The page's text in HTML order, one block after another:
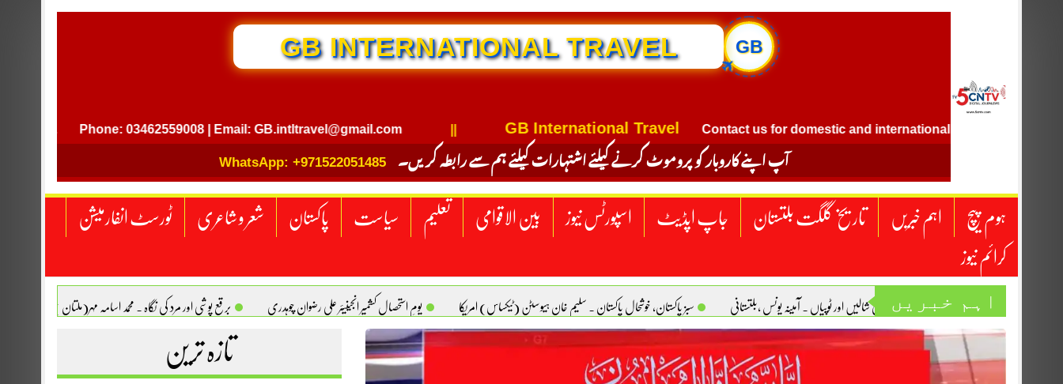
GB
✈
GB INTERNATIONAL TRAVEL
Phone: 03462559008 | Email: GB.intltravel@gmail.com GB International Travel Contact us for domestic and international flight ticket booking.
آپ اپنے کاروبار کو پروموٹ کرنے کیلئے اشتہارات کیلئے ہم سے رابطہ کریں۔ WhatsApp: +971522051485
ہوم پیچ اہم خبریں تاریخ گلگت بلتستان جاپ اپڈیٹ اسپورٹس نیوز بین الاقوامی تعلیم سیاست پاکستان شعر و شاعری ٹورسٹ انفارمیشن
کرائم نیوز
اہم خبریں بلتی شالیں اور ٹوپیاں . آمینہ یونس ،بلتستانی سبز پاکستان، خوشحال پاکستان . سلیم خان ہیوسٹن (ٹیکساس) امریکا یومِ استحصالِ کشمیر انجینیئر علی رضوان چوہدری برقع پوشی اور مرد کی نگاہ . محمد اسامہ مہر(ملتان )
“یومِ استحصالِ کشمیر” عظمیٰ شیخ احساس، انسانیت کی اصل پہچان. یاسر دانیال صابری
تازہ ترین